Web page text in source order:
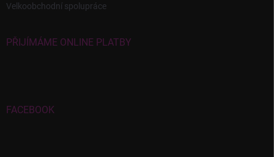
Velkoobchodní spolupráce
PŘIJÍMÁME ONLINE PLATBY
FACEBOOK